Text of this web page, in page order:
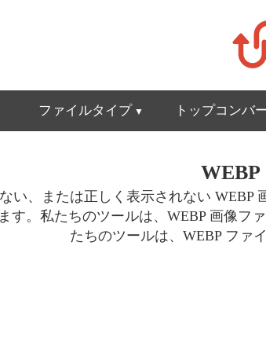
ファイルタイプ トップコンバ
い、または正しく表示されない WEBP
す。私たちのツールは、WEBP 画像フ
たちのツールは、WEBP ファ